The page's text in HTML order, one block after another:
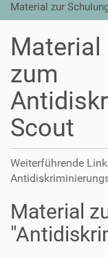
Material zur
Material
zum
Scout
Weiterführende
Material